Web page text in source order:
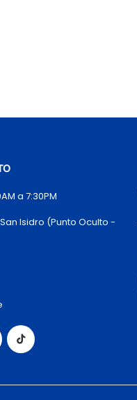
a 7:30PM
Isidro (Punto Oculto -